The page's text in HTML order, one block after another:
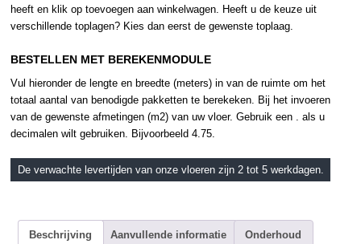
heeft en klik op toevoegen aan winkelwagen. Heeft u de keuze uit
verschillende toplagen? Kies dan eerst de gewenste toplaag.
BESTELLEN MET BEREKENMODULE
Vul hieronder de lengte en breedte (meters) in van de ruimte om het
totaal aantal van benodigde pakketten te berekeken. Bij het invoeren
van de gewenste afmetingen (m2) van uw vloer. Gebruik een . als u
decimalen wilt gebruiken. Bijvoorbeeld 4.75.
De verwachte levertijden van onze vloeren zijn 2 tot 5 werkdagen.
Beschrijving Aanvullende informatie Onderhoud